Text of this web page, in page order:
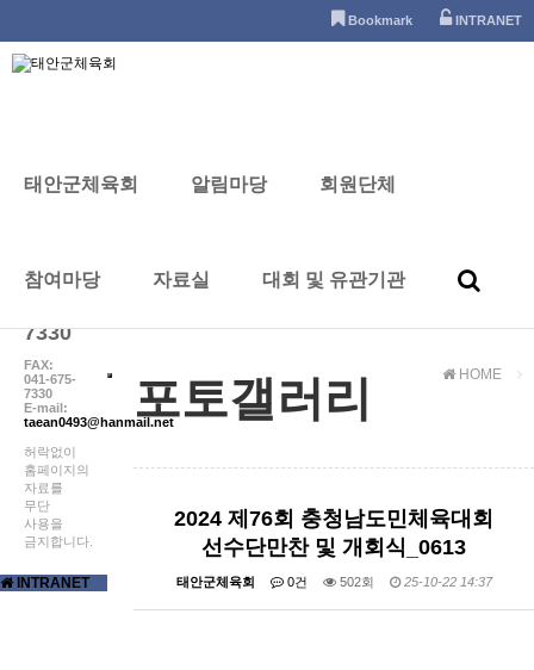
Bookmark INTRANET
태안군체육회 알림마당 회원단체
참여마당 자료실 대회 및 유관기관
포토갤러리 HOME
2024 제76회 충청남도민체육대회
선수단만찬 및 개회식_0613
태안군체육회 0건 502회 25-10-22 14:37
041-
7330
FAX:
041-675-
7330
E-mail:
taean0493@hanmail.net
허락없이
홈페이지의
자료를
무단
사용을
금지합니다.
INTRANET